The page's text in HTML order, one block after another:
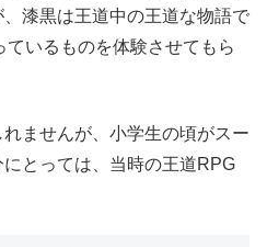
漆黒は王道中の王道な物語で
いるものを体験させてもら
ませんが、小学生の頃がスー
とっては、当時の王道RPG